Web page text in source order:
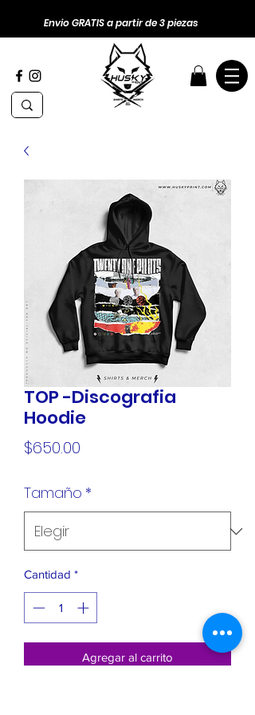
Envio GRATIS a partir de 3 piezas
TOP -Discografia
Hoodie
$650.00
Tamaño *
Cantidad *
Agregar al carrito